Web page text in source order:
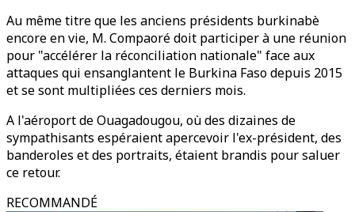
Au même titre que les anciens présidents burkinabè
encore en vie, M. Compaoré doit participer à une réunion
pour "accélérer la réconciliation nationale" face aux
attaques qui ensanglantent le Burkina Faso depuis 2015
et se sont multipliées ces derniers mois.
A l'aéroport de Ouagadougou, où des dizaines de
sympathisants espéraient apercevoir l'ex-président, des
banderoles et des portraits, étaient brandis pour saluer
ce retour.
RECOMMANDÉ